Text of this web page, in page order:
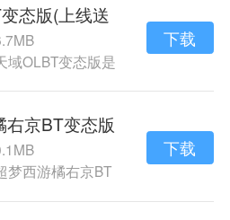
态版(上线送
域OLBT变态版是
下载
右京BT变态版
梦西游橘右京BT
下载